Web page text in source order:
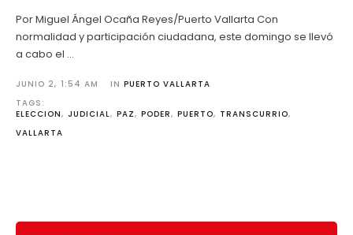
Por Miguel Ángel Ocaña Reyes/Puerto Vallarta Con
normalidad y participación ciudadana, este domingo se llevó
a cabo el …
JUNIO 2, 1:54 AM IN PUERTO VALLARTA
TAGS:
ELECCION, JUDICIAL, PAZ, PODER, PUERTO, TRANSCURRIO,
VALLARTA